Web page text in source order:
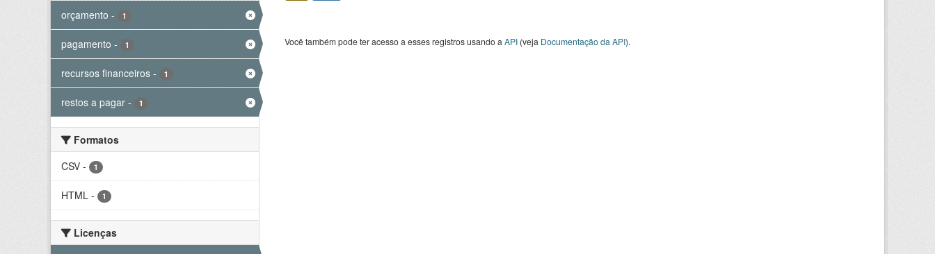
orçamento - 1
pagamento - 1
recursos financeiros - 1
restos a pagar - 1
Formatos
CSV - 1
HTML - 1
Licenças
Você também pode ter acesso a esses registros usando a API(veja Documentação da API).